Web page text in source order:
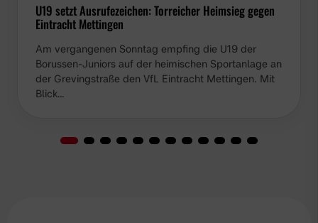
U19 setzt Ausrufezeichen: Torreicher Heimsieg gegen
Eintracht Mettingen
Am vergangenen Sonntag empfing die U19 der
Borussen-Juniors auf der heimischen Sportanlage an
der Grevingstraße den VfL Eintracht Mettingen. Mit
Blick…